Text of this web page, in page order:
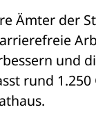
Ämter der
und
rund